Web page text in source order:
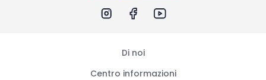
Di noi
Centro informazioni